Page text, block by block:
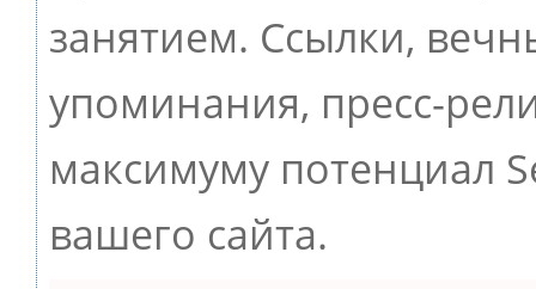
занятием. Ссылки,
упоминания, пресс-
максимуму потенциал
вашего сайта.